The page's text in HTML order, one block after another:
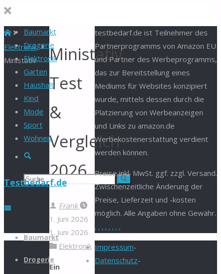
Baumarkt
Drogerie
Elektronik
Garten
Haushalt
Kind
Mode
Sport
Wohnen
Suche
Suchen Suche
Testbedarf.de
Zum
springen
Baumarkt
Drogerie
Start
Elektronik
Ministativ
Ministativ
Test
&
Vergleich
2026
Frank
1. Juni 2026
1. Juni 2026
Elektronik
Ein
testbedarf.de ist Teilnehmer des
Partnerprogramms von Amazon EU
und Partner des Werbeprogramms,
das zur Bereitstellung eines
Mediums für Websites konzipiert
wurde, mittels dessen durch die
Platzierung von Werbeanzeigen
und Links zu amazon.de
Werbekostenerstattung verdient
werden können.
Preise inkl. MwSt. ggf. zzgl. Versand.
Zwischenzeitliche Änderung der
Preise, Lieferzeit und -kosten
möglich. Alle Angaben ohne Gewähr.
. . . . . . . .
Impressum-
Datenschutz-